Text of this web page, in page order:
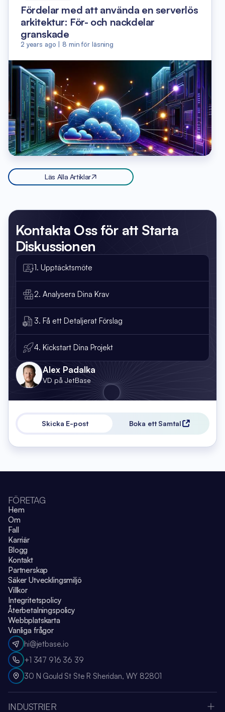
Fördelar med att använda en serverlös
arkitektur: För- och nackdelar
granskade
2 years ago |8 min för läsning
Läs Alla Artiklar
Kontakta Oss för att Starta
Diskussionen
1. Upptäcktsmöte
2. Analysera Dina Krav
3. Få ett Detaljerat Förslag
4. Kickstart Dina Projekt
Alex Padalka
VD på JetBase
Skicka E-post Boka ett Samtal
FÖRETAG
Hem
Om
Fall
Karriär
Blogg
Kontakt
Partnerskap
Säker Utvecklingsmiljö
Villkor
Integritetspolicy
Återbetalningspolicy
Webbplatskarta
Vanliga frågor
hi@jetbase.io
+1 347 916 36 39
30 N Gould St Ste R Sheridan, WY 82801
INDUSTRIER